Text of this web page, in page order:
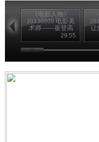
《电影人物》
20130809 电影美
术师——崔登高
29:55
让